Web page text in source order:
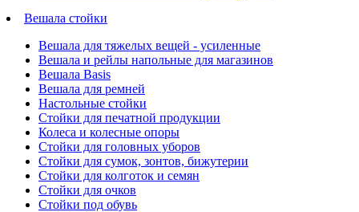
Вешала стойки
Вешала для тяжелых вещей - усиленные
Вешала и рейлы напольные для магазинов
Вешала Basis
Вешала для ремней
Настольные стойки
Стойки для печатной продукции
Колеса и колесные опоры
Стойки для головных уборов
Стойки для сумок, зонтов, бижутерии
Стойки для колготок и семян
Стойки для очков
Стойки под обувь